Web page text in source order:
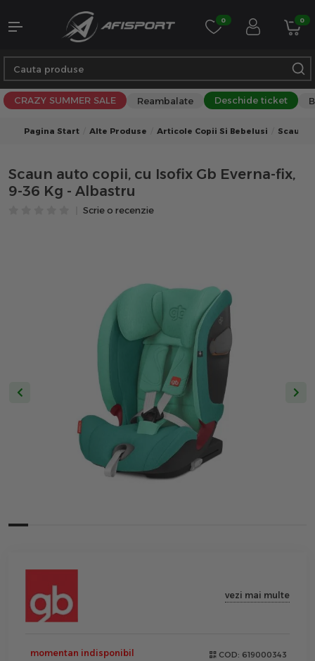
0 0
CRAZY SUMMER SALE Reambalate Deschide ticket
Pagina Start Alte Produse Articole Copii Si Bebelusi Scaune
Scaun auto copii, cu Isofix Gb Everna-fix,
9-36 Kg - Albastru
Scrie o recenzie
vezi mai multe
momentan indisponibil COD: 619000343